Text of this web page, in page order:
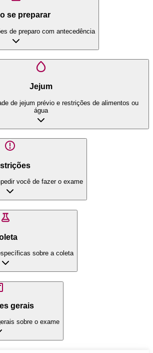
se preparar
de preparo com antecedência
Jejum
de jejum prévio e restrições de alimentos ou
água
você de fazer o exame
sobre a coleta
gerais
sobre o exame